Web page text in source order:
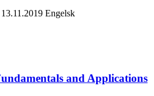
13.11.2019 Engelsk
and Applications